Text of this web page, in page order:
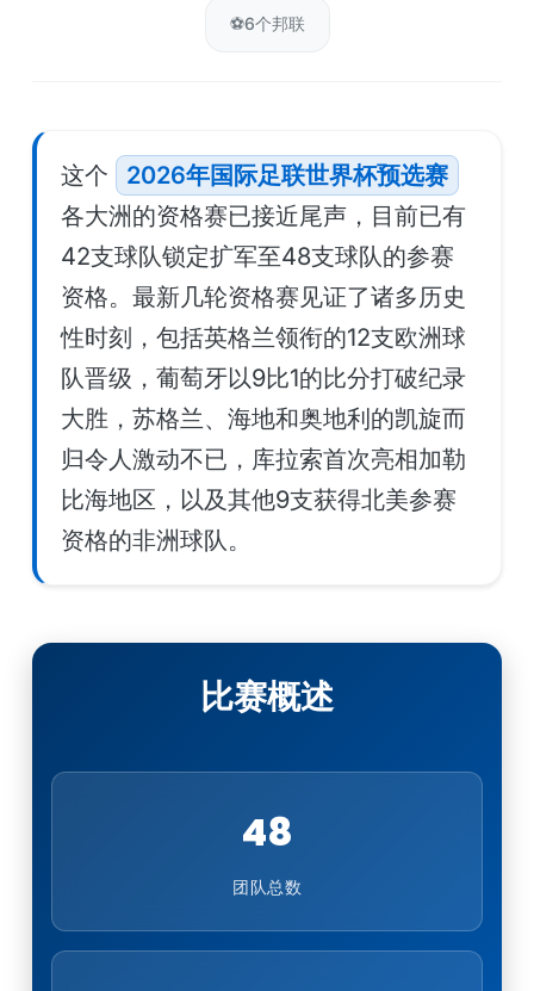
⚽6个邦联
这个
2026年国际足联世界杯预选赛
各大洲的资格赛已接近尾声，目前已有
42支球队锁定扩军至48支球队的参赛
资格。最新几轮资格赛见证了诸多历史
性时刻，包括英格兰领衔的12支欧洲球
队晋级，葡萄牙以9比1的比分打破纪录
大胜，苏格兰、海地和奥地利的凯旋而
归令人激动不已，库拉索首次亮相加勒
比海地区，以及其他9支获得北美参赛
资格的非洲球队。
比赛概述
48
团队总数